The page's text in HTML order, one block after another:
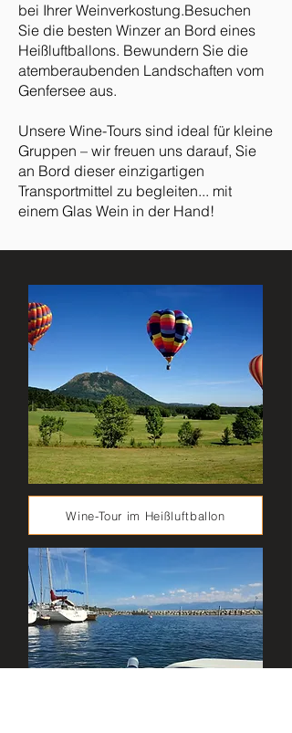
bei Ihrer Weinverkostung.Besuchen
Sie die besten Winzer an Bord eines
Heißluftballons. Bewundern Sie die
atemberaubenden Landschaften vom
Genfersee aus.
Unsere Wine-Tours sind ideal für kleine
Gruppen – wir freuen uns darauf, Sie
an Bord dieser einzigartigen
Transportmittel zu begleiten... mit
einem Glas Wein in der Hand!
Wine-Tour im Heißluftballon